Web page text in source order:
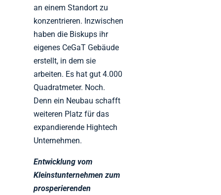
an einem Standort zu
konzentrieren. Inzwischen
haben die Biskups ihr
eigenes CeGaT Gebäude
erstellt, in dem sie
arbeiten. Es hat gut 4.000
Quadratmeter. Noch.
Denn ein Neubau schafft
weiteren Platz für das
expandierende Hightech
Unternehmen.
Entwicklung vom
Kleinstunternehmen zum
prosperierenden